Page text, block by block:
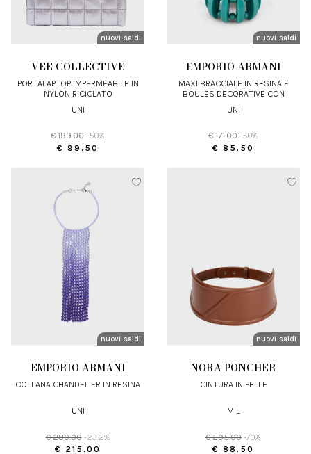
nuovi arrivi
saldi
VEE COLLECTIVE
PORTALAPTOP IMPERMEABILE IN
NYLON RICICLATO
UNI
€ 199.00 -50%
€ 99.50
nuovi arrivi
saldi
EMPORIO ARMANI
MAXI BRACCIALE IN RESINA E
BOULES DECORATIVE CON
UNI
€ 171.00 -50%
€ 85.50
nuovi arrivi
saldi
EMPORIO ARMANI
COLLANA CHANDELIER IN RESINA
UNI
€ 280.00 -23.2%
€ 215.00
nuovi arrivi
saldi
NORA PONCHER
CINTURA IN PELLE
M L
€ 295.00 -70%
€ 88.50